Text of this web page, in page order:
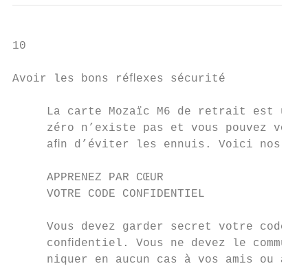
10
Avoir les bons réﬂexes sécurité
La carte Mozaïc M6 de retrait est un
zéro n’existe pas et vous pouvez
aﬁn d’éviter les ennuis. Voici nos
APPRENEZ PAR CŒUR
VOTRE CODE CONFIDENTIEL
Vous devez garder secret votre code
conﬁdentiel. Vous ne devez le commu-
niquer en aucun cas à vos amis ou à